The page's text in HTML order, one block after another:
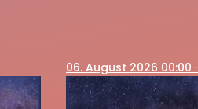
06. August 2026 00:00